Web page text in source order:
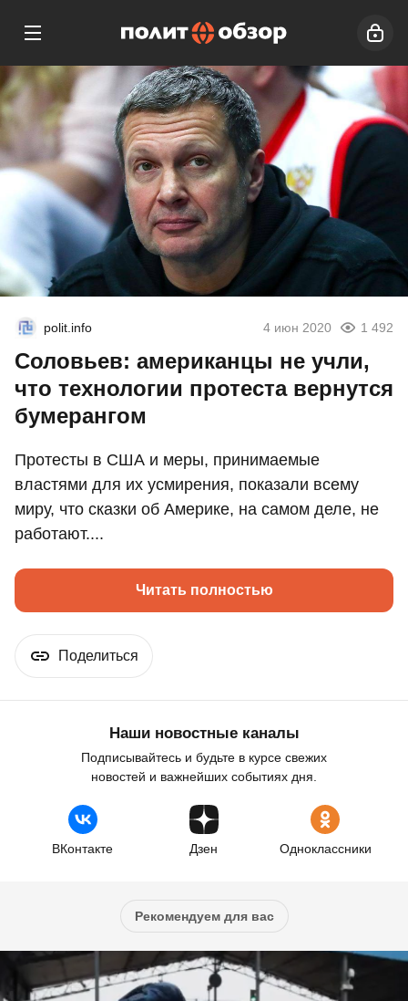
polit.info 4 июн 2020 1 492
Соловьев: американцы не учли,
что технологии протеста вернутся
бумерангом
Протесты в США и меры, принимаемые
властями для их усмирения, показали всему
миру, что сказки об Америке, на самом деле, не
работают....
Читать полностью
Поделиться
Наши новостные каналы
Подписывайтесь и будьте в курсе свежих
новостей и важнейших событиях дня.
ВКонтакте Дзен Одноклассники
Рекомендуем для вас